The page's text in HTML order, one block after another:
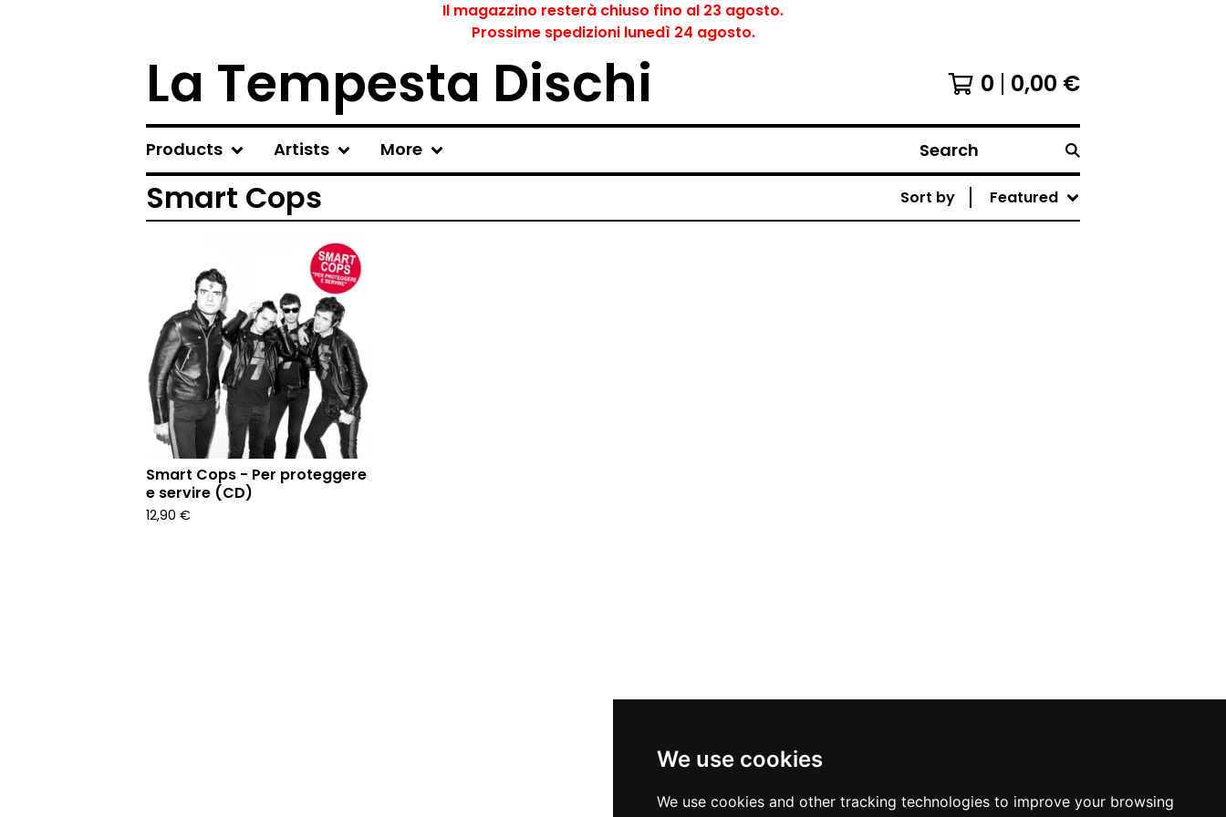
We use cookies
We use cookies and other tracking technologies to improve your browsing
Il magazzino resterà chiuso fino al 23 agosto.
Prossime spedizioni lunedì 24 agosto.
La Tempesta Dischi 0 0,00 €
Products Artists More Search
Smart Cops Sort by Featured
Smart Cops - Per proteggere
e servire (CD)
12,90 €